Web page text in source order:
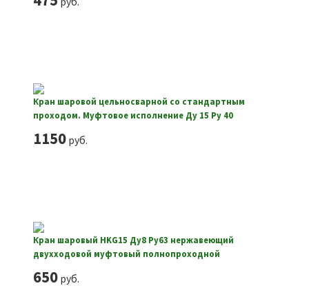
Кран шаровой цельносварной со стандартным
проходом. Муфтовое исполнение Ду 15 Ру 40
1150руб.
Кран шаровый HKG15 Ду8 Ру63 нержавеющий
двухходовой муфтовый полнопроходной
650руб.